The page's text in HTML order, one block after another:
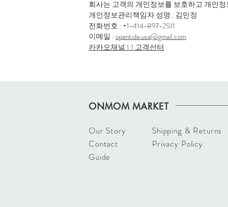
회사는 고객의 개인정보를 보호하고 개인
개인정보관리책임자 성명 : 김민정
전화번호 : +1-414-897-2511
이메일 :opentide.usa@gmail.com
카카오채널 1:1 고객선터
ONMOM MARKET
Our Story
Contact
Guide​
Shipping & Returns
Privacy Policy